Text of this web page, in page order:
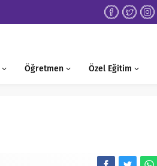
Öğretmen Özel Eğitim